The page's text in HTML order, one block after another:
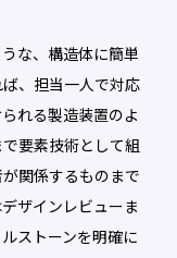
な、構造体に簡単
、担当一人で対応
れる製造装置のよ
要素技術として組
関係するものまで
ザインレビューま
ストーンを明確に